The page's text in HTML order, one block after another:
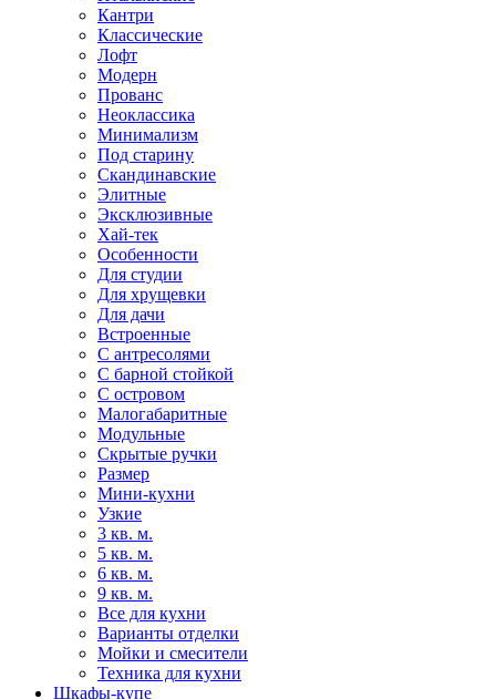
Кантри
Классические
Лофт
Модерн
Прованс
Неоклассика
Минимализм
Под старину
Скандинавские
Элитные
Эксклюзивные
Хай-тек
Особенности
Для студии
Для хрущевки
Для дачи
Встроенные
С антресолями
С барной стойкой
С островом
Малогабаритные
Модульные
Скрытые ручки
Размер
Мини-кухни
Узкие
3 кв. м.
5 кв. м.
6 кв. м.
9 кв. м.
Все для кухни
Варианты отделки
Мойки и смесители
Техника для кухни
Шкафы-купе